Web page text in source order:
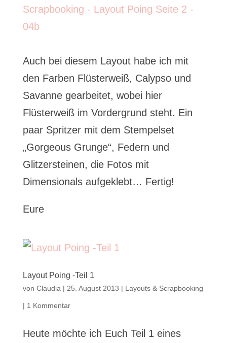
Auch bei diesem Layout habe ich mit
den Farben Flüsterweiß, Calypso und
Savanne gearbeitet, wobei hier
Flüsterweiß im Vordergrund steht. Ein
paar Spritzer mit dem Stempelset
„Gorgeous Grunge“, Federn und
Glitzersteinen, die Fotos mit
Dimensionals aufgeklebt… Fertig!
Eure
Layout Poing -Teil 1
von Claudia | 25. August 2013 | Layouts & Scrapbooking
| 1 Kommentar
Heute möchte ich Euch Teil 1 eines